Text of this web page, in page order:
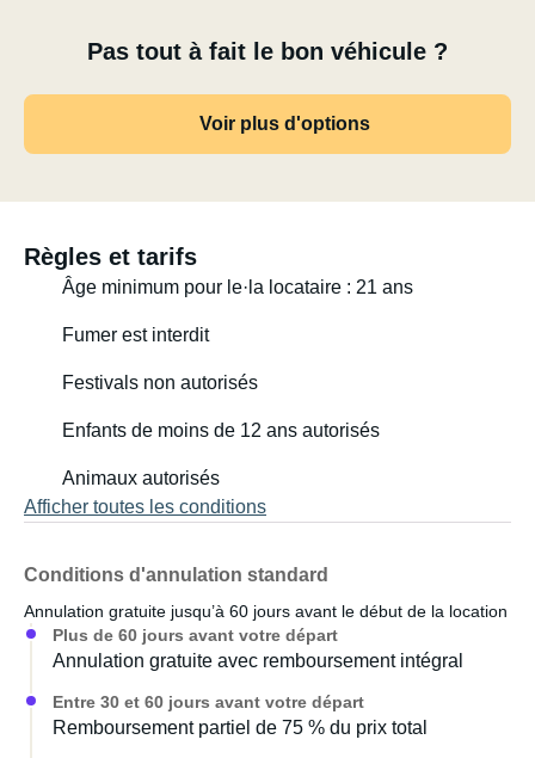
Pas tout à fait le bon véhicule ?
Voir plus d'options
Règles et tarifs
Âge minimum pour le·la locataire : 21 ans
Fumer est interdit
Festivals non autorisés
Enfants de moins de 12 ans autorisés
Animaux autorisés
Afficher toutes les conditions
Conditions d'annulation standard
Annulation gratuite jusqu’à 60 jours avant le début de la location
Plus de 60 jours avant votre départ
Annulation gratuite avec remboursement intégral
Entre 30 et 60 jours avant votre départ
Remboursement partiel de 75 % du prix total